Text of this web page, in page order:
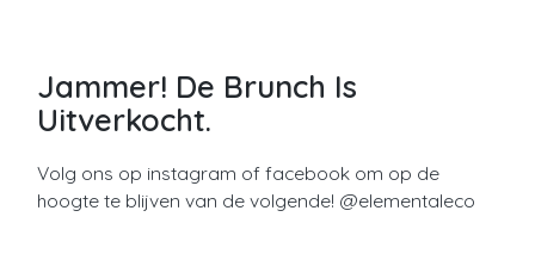
Jammer! De Brunch Is
Uitverkocht.
Volg ons op instagram of facebook om op de
hoogte te blijven van de volgende! @elementaleco